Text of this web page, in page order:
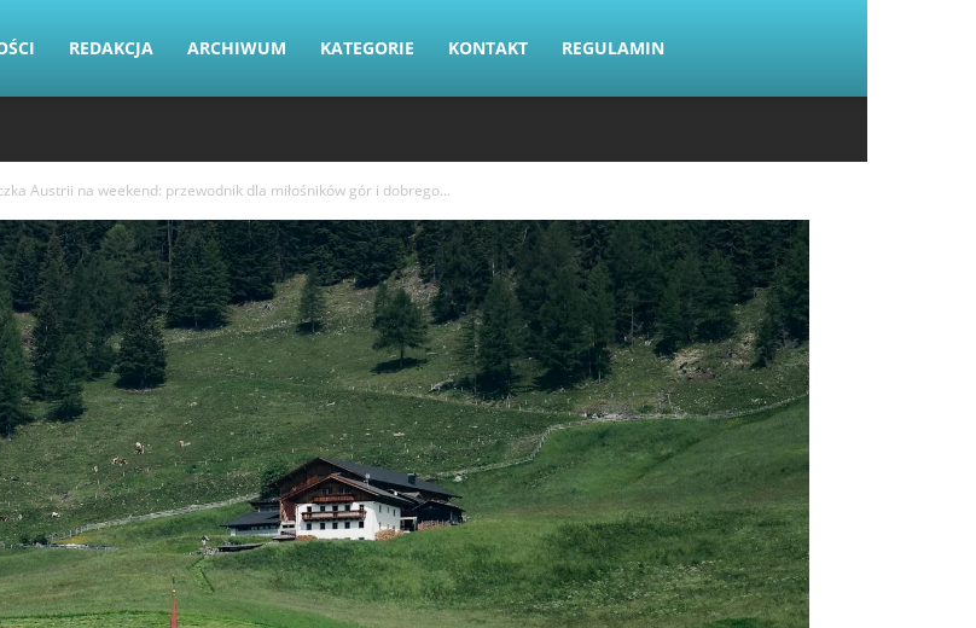
REDAKCJA ARCHIWUM KATEGORIE KONTAKT REGULAMIN
Austrii na weekend: przewodnik dla miłośników gór i dobrego...